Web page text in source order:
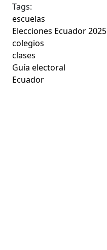
Tags:
escuelas
Elecciones Ecuador 2025
colegios
clases
Guía electoral
Ecuador